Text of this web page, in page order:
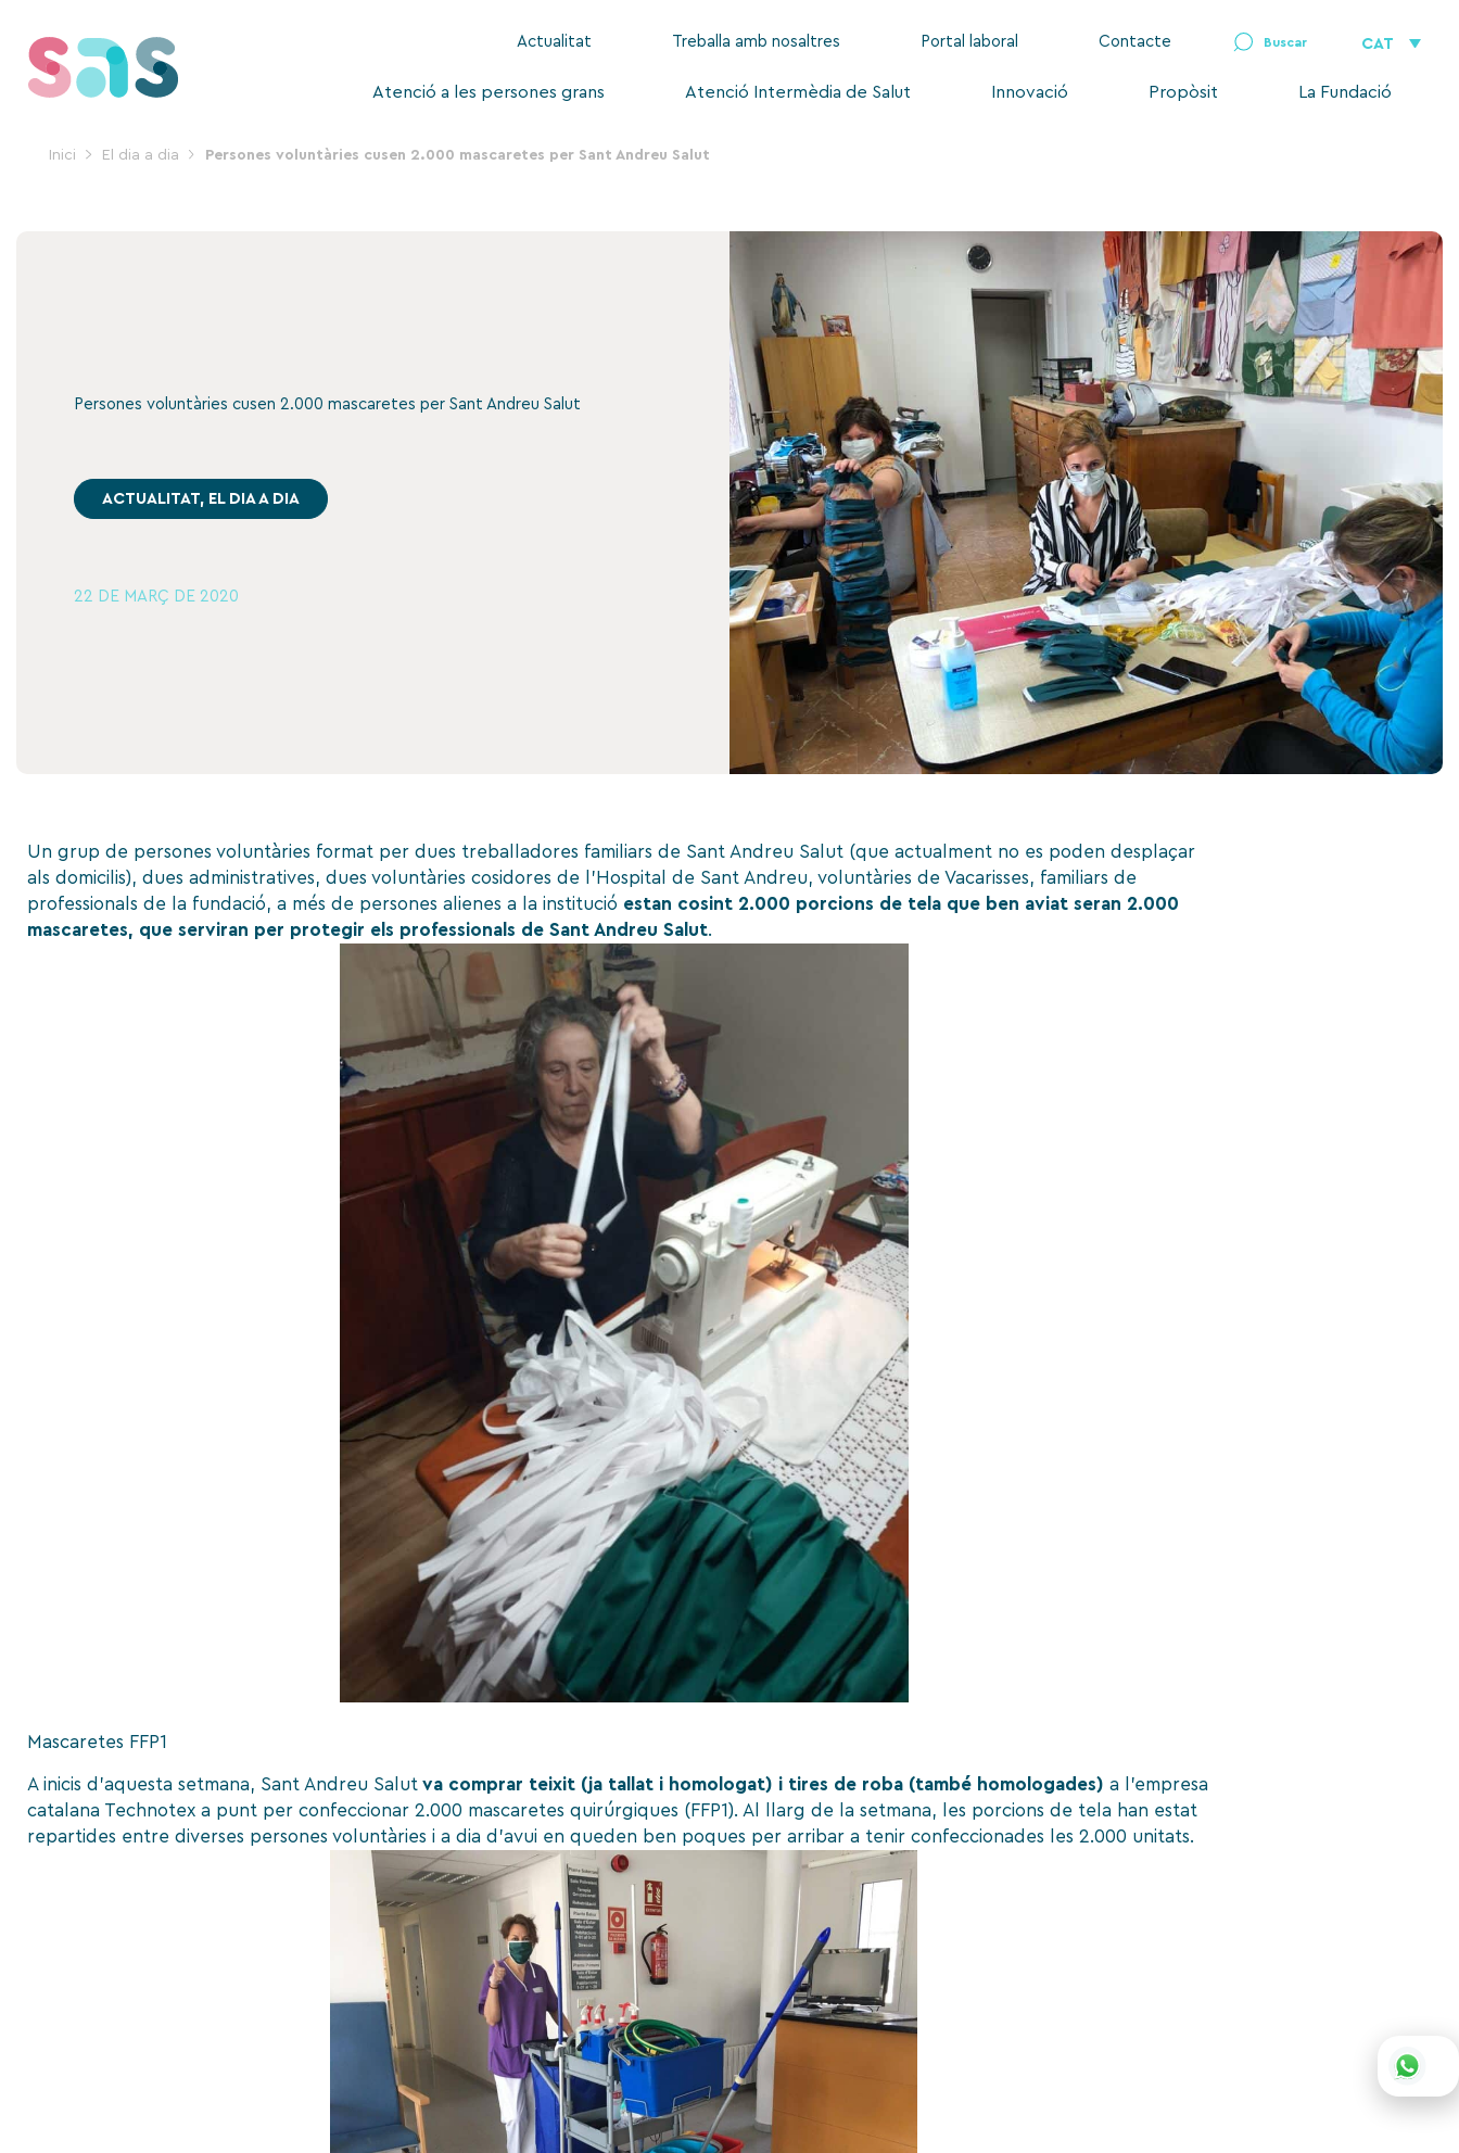
contingut
Actualitat Treballa amb nosaltres Portal laboral Contacte CAT
Atenció a les persones grans Atenció Intermèdia de Salut Innovació Propòsit La Fundació
Inici El dia a dia Persones voluntàries cusen 2.000 mascaretes per Sant Andreu Salut
Persones voluntàries cusen 2.000 mascaretes per Sant Andreu Salut
ACTUALITAT, EL DIA A DIA
22 DE MARÇ DE 2020
Un grup de persones voluntàries format per dues treballadores familiars de Sant Andreu Salut (que actualment no es poden desplaçar
als domicilis), dues administratives, dues voluntàries cosidores de l’Hospital de Sant Andreu, voluntàries de Vacarisses, familiars de
professionals de la fundació, a més de persones alienes a la institució estan cosint 2.000 porcions de tela que ben aviat seran 2.000
mascaretes, que serviran per protegir els professionals de Sant Andreu Salut.
Mascaretes FFP1
A inicis d’aquesta setmana, Sant Andreu Salut va comprar teixit (ja tallat i homologat) i tires de roba (també homologades) a l’empresa
catalana Technotex a punt per confeccionar 2.000 mascaretes quirúrgiques (FFP1). Al llarg de la setmana, les porcions de tela han estat
repartides entre diverses persones voluntàries i a dia d’avui en queden ben poques per arribar a tenir confeccionades les 2.000 unitats.